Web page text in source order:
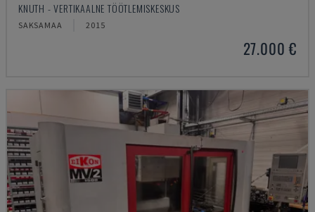
KNUTH - VERTIKAALNE TÖÖTLEMISKESKUS
SAKSAMAA 2015
27.000 €